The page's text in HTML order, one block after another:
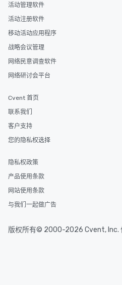
活动管理软件
活动注册软件
移动活动应用程序
战略会议管理
网络民意调查软件
网络研讨会平台
Cvent 首页
联系我们
客户支持
您的隐私权选择
隐私权政策
产品使用条款
网站使用条款
与我们一起做广告
版权所有© 2000-2026 Cvent, Inc.